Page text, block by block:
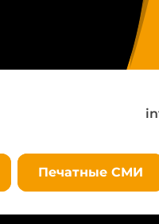
Печатные СМИ